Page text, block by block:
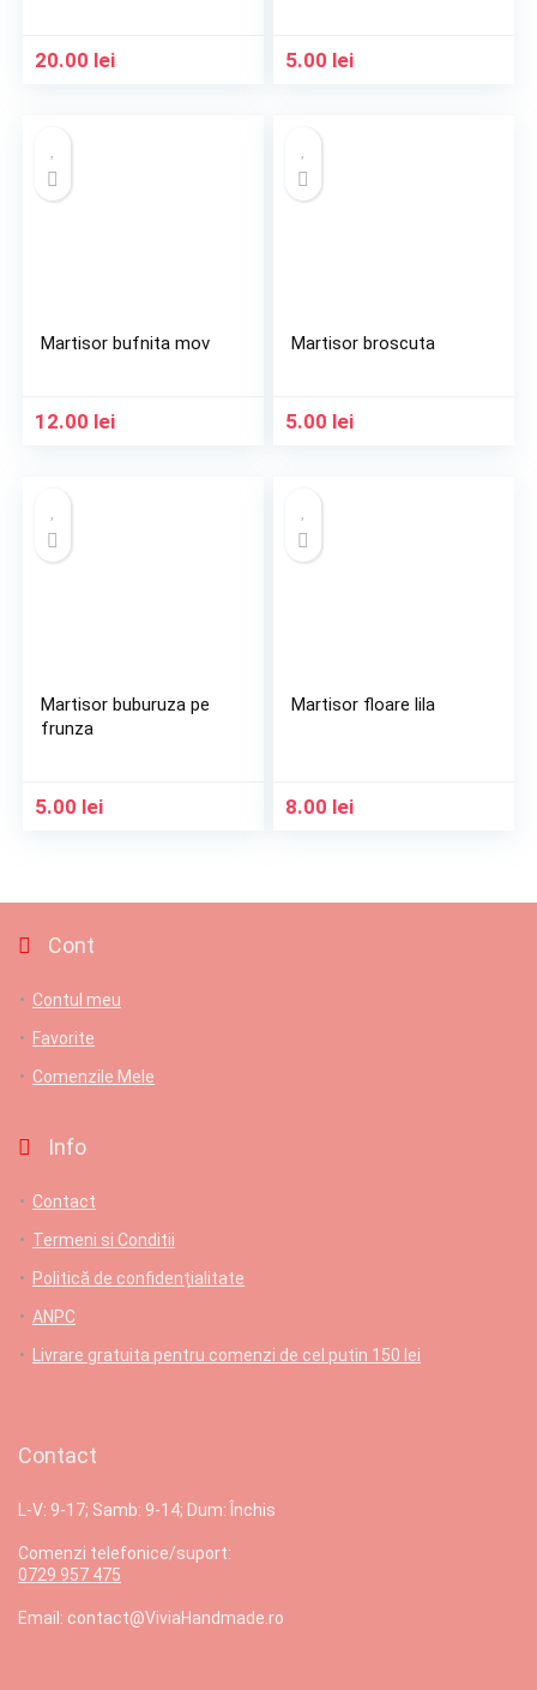
20.00 lei 5.00 lei
Martisor bufnita mov
12.00 lei
Martisor broscuta
5.00 lei
Martisor buburuza pe
frunza
5.00 lei
Martisor floare lila
8.00 lei
Cont
Contul meu
Favorite
Comenzile Mele
Info
Contact
Termeni si Conditii
Politică de confidențialitate
ANPC
Livrare gratuita pentru comenzi de cel putin 150 lei
Contact
L-V: 9-17; Samb: 9-14; Dum: Închis
Comenzi telefonice/suport:
0729 957 475
Email: contact@ViviaHandmade.ro